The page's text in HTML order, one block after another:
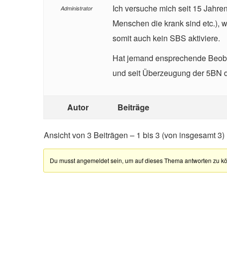
Administrator
Ich versuche mich seit 15
Menschen die krank sind etc.),
somit auch kein SBS aktiviere.
Hat jemand ensprechende
und seit Überzeugung der 5BN
Autor Beiträge
Ansicht von 3 Beiträgen – 1 bis 3 (von insgesamt 3)
Du musst angemeldet sein, um auf dieses Thema antworten zu